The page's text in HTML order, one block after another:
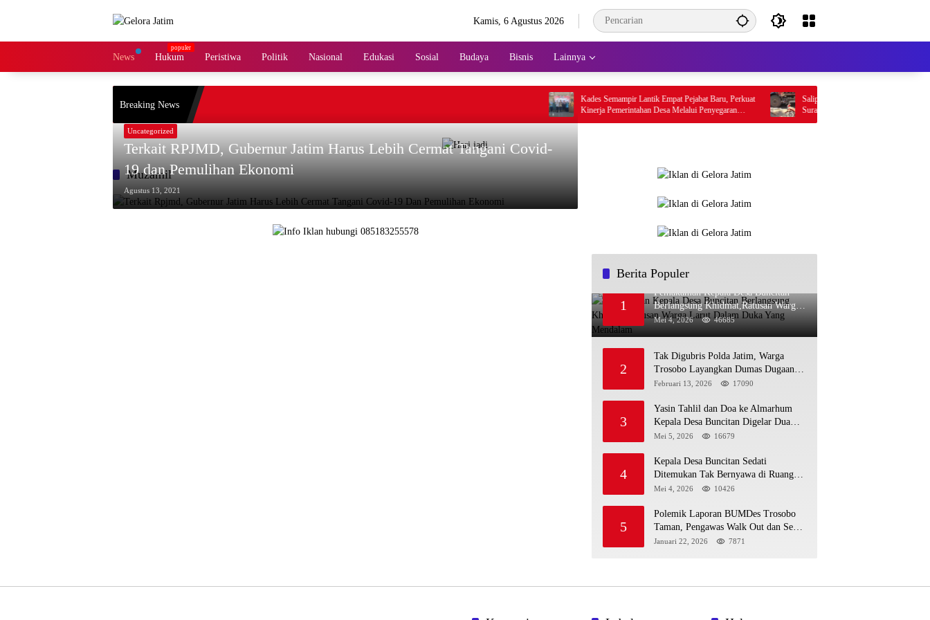
Kamis, 6 Agustus 2026
News Hukum Peristiwa Politik Nasional Edukasi Sosial Budaya Bisnis Lainnya
Breaking News
Kades Semampir Lantik Empat Pejabat Baru, Perkuat
Kinerja Pemerintahan Desa Melalui Penyegaran
Organisasi
Salip Truk dari Sisi Kiri Berujung Maut,
Surabaya Tewas di Gedangan
Muzamil
Uncategorized
Terkait RPJMD, Gubernur Jatim Harus Lebih Cermat Tangani Covid-
19 dan Pemulihan Ekonomi
Agustus 13, 2021
Berita Populer
1
Pemakaman Kepala Desa Buncitan
Berlangsung Khidmat,Ratusan Warga
Larut Dalam Duka Yang Mendalam
Mei 4, 2026 46685
2
Tak Digubris Polda Jatim, Warga
Trosobo Layangkan Dumas Dugaan
Korupsi Oknum DPRD Sidoarjo ke
Februari 13, 2026 17090
3
Yasin Tahlil dan Doa ke Almarhum
Kepala Desa Buncitan Digelar Dua
Lokasi
Mei 5, 2026 16679
4
Kepala Desa Buncitan Sedati
Ditemukan Tak Bernyawa di Ruang
Kerja, Dugaan Bunuh Diri Menguat
Mei 4, 2026 10426
5
Polemik Laporan BUMDes Trosobo
Taman, Pengawas Walk Out dan Sebut
Kejanggalan
Januari 22, 2026 7871